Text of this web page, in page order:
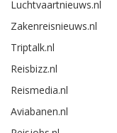
Luchtvaartnieuws.nl
Zakenreisnieuws.nl
Triptalk.nl
Reisbizz.nl
Reismedia.nl
Aviabanen.nl